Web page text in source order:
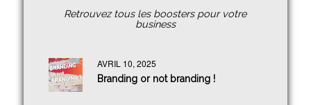
Retrouvez tous les boosters pour votre
business
AVRIL 10, 2025
Branding or not branding !